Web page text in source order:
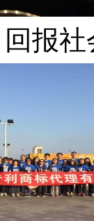
报社